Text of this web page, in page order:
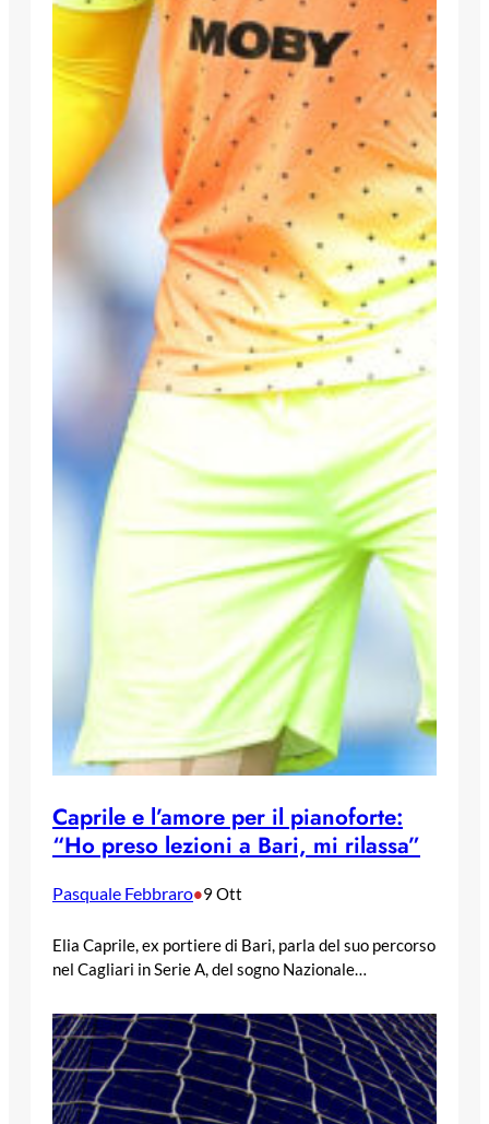
Caprile e l’amore per il pianoforte:
“Ho preso lezioni a Bari, mi rilassa”
Pasquale Febbraro•9 Ott
Elia Caprile, ex portiere di Bari, parla del suo percorso
nel Cagliari in Serie A, del sogno Nazionale…